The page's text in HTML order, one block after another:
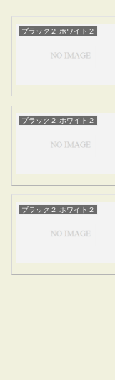
ブラック２ ホワイト２
ブラック２ ホワイト２
ブラック２ ホワイト２